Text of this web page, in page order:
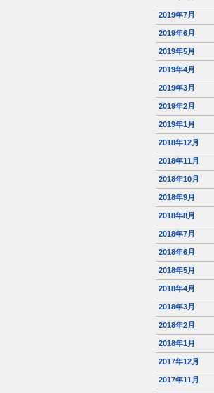
2019年7月
2019年6月
2019年5月
2019年4月
2019年3月
2019年2月
2019年1月
2018年12月
2018年11月
2018年10月
2018年9月
2018年8月
2018年7月
2018年6月
2018年5月
2018年4月
2018年3月
2018年2月
2018年1月
2017年12月
2017年11月